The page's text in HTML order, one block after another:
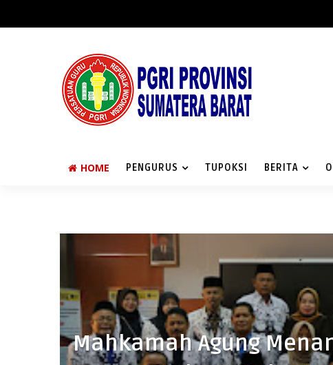
HOME PENGURUS TUPOKSI BERITA
Mahkamah Agung